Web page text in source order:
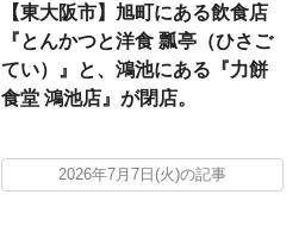
【東大阪市】旭町にある飲食店
『とんかつと洋食 瓢亭（ひさご
てい）』と、鴻池にある『力餅
食堂 鴻池店』が閉店。
2026年7月7日(火)の記事